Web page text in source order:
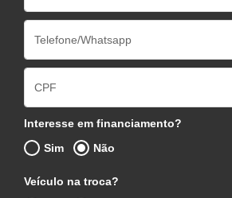
Interesse em financiamento?
Sim
Não
Veículo na troca?